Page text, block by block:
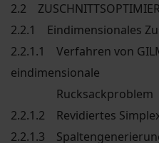
2.2
2.2.1 Eindimensionales
2.2.1.1 Verfahren von
eindimensionale
Rucksackproblem
2.2.1.2 Revidiertes
2.2.1.3